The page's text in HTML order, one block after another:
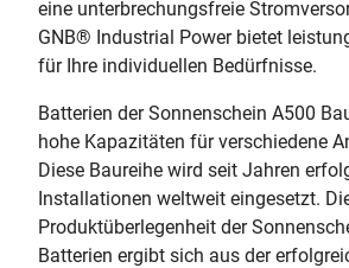
eine unterbrechungsfreie
GNB® Industrial Power bietet
für Ihre individuellen Bedürfnisse.
Batterien der Sonnenschein A500
hohe Kapazitäten für verschiedene
Diese Baureihe wird seit Jahren
Installationen weltweit eingesetzt.
Produktüberlegenheit der
Batterien ergibt sich aus der